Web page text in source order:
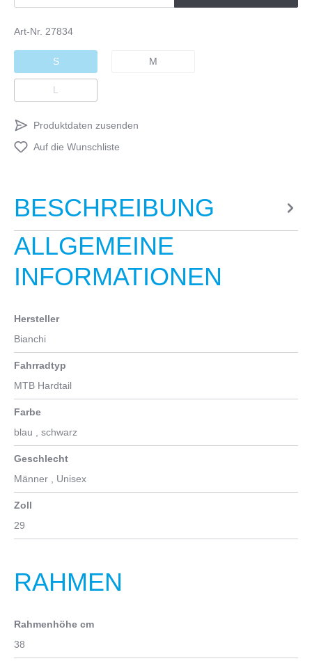
Art-Nr. 27834
S M
L
Produktdaten zusenden
Auf die Wunschliste
BESCHREIBUNG
ALLGEMEINE
INFORMATIONEN
Hersteller
Bianchi
Fahrradtyp
MTB Hardtail
Farbe
blau , schwarz
Geschlecht
Männer , Unisex
Zoll
29
RAHMEN
Rahmenhöhe cm
38